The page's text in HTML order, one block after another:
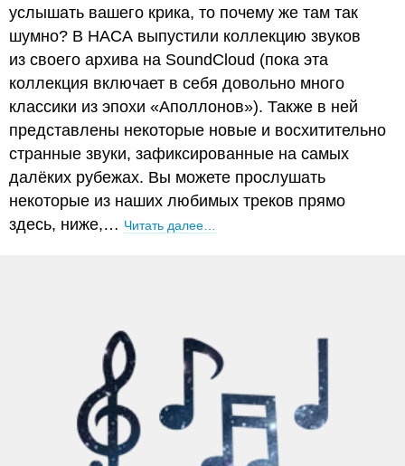
услышать вашего крика, то почему же там так
шумно? В НАСА выпустили коллекцию звуков
из своего архива на SoundCloud (пока эта
коллекция включает в себя довольно много
классики из эпохи «Аполлонов»). Также в ней
представлены некоторые новые и восхитительно
странные звуки, зафиксированные на самых
далёких рубежах. Вы можете прослушать
некоторые из наших любимых треков прямо
здесь, ниже,… Читать далее…